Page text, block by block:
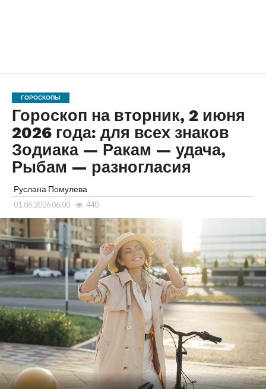
ГОРОСКОПЫ
Гороскоп на вторник, 2 июня
2026 года: для всех знаков
Зодиака — Ракам — удача,
Рыбам — разногласия
Руслана Помулева
01.06.2026 06:00 440